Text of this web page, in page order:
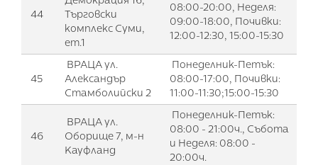
44
Търговски
комплекс Суми,
ет.1
08:00-20:00, Неделя:
09:00-18:00, Почивки:
12:00-12:30, 15:00-15:30
45
ВРАЦА ул.
Александър
Стамболийски 2
Понеделник-Петък:
08:00-17:00, Почивки:
11:00-11:30;15:00-15:30
46
ВРАЦА ул.
Оборище 7, м-н
Кауфланд
Понеделник-Петък:
08:00 - 21:00ч., Събота
и Неделя: 08:00 -
20:00ч.